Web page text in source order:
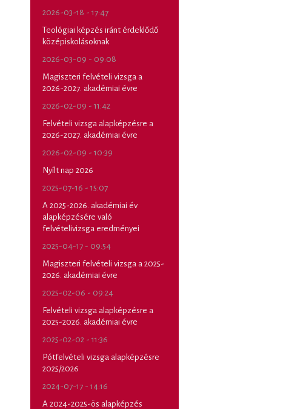
2026-03-18 - 17:47
Teológiai képzés iránt érdeklődő
középiskolásoknak
2026-03-09 - 09:08
Magiszteri felvételi vizsga a
2026-2027. akadémiai évre
2026-02-09 - 11:42
Felvételi vizsga alapképzésre a
2026-2027. akadémiai évre
2026-02-09 - 10:39
Nyílt nap 2026
2025-07-16 - 15:07
A 2025-2026. akadémiai év
alapképzésére való
felvételivizsga eredményei
2025-04-17 - 09:54
Magiszteri felvételi vizsga a 2025-
2026. akadémiai évre
2025-02-06 - 09:24
Felvételi vizsga alapképzésre a
2025-2026. akadémiai évre
2025-02-02 - 11:36
Pótfelvételi vizsga alapképzésre
2025/2026
2024-07-17 - 14:16
A 2024-2025-ös alapképzés